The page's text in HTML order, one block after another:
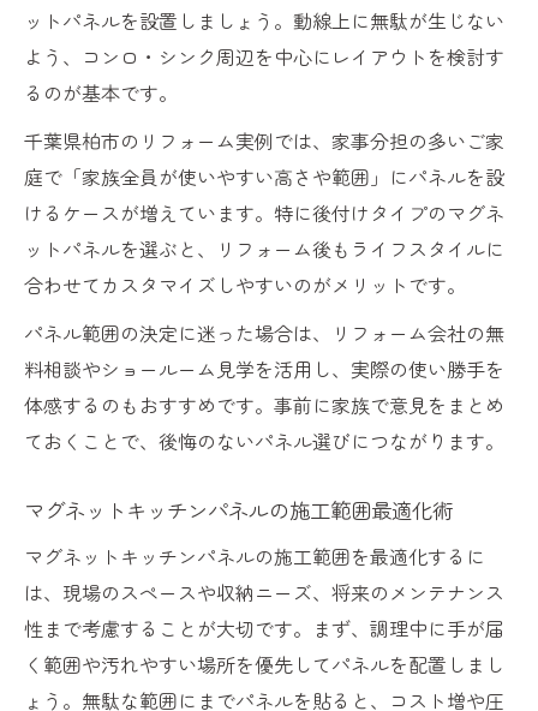
ットパネルを設置しましょう。動線上に無駄が生じない
よう、コンロ・シンク周辺を中心にレイアウトを検討す
るのが基本です。
千葉県柏市のリフォーム実例では、家事分担の多いご家
庭で「家族全員が使いやすい高さや範囲」にパネルを設
けるケースが増えています。特に後付けタイプのマグネ
ットパネルを選ぶと、リフォーム後もライフスタイルに
合わせてカスタマイズしやすいのがメリットです。
パネル範囲の決定に迷った場合は、リフォーム会社の無
料相談やショールーム見学を活用し、実際の使い勝手を
体感するのもおすすめです。事前に家族で意見をまとめ
ておくことで、後悔のないパネル選びにつながります。
マグネットキッチンパネルの施工範囲最適化術
マグネットキッチンパネルの施工範囲を最適化するに
は、現場のスペースや収納ニーズ、将来のメンテナンス
性まで考慮することが大切です。まず、調理中に手が届
く範囲や汚れやすい場所を優先してパネルを配置しまし
ょう。無駄な範囲にまでパネルを貼ると、コスト増や圧